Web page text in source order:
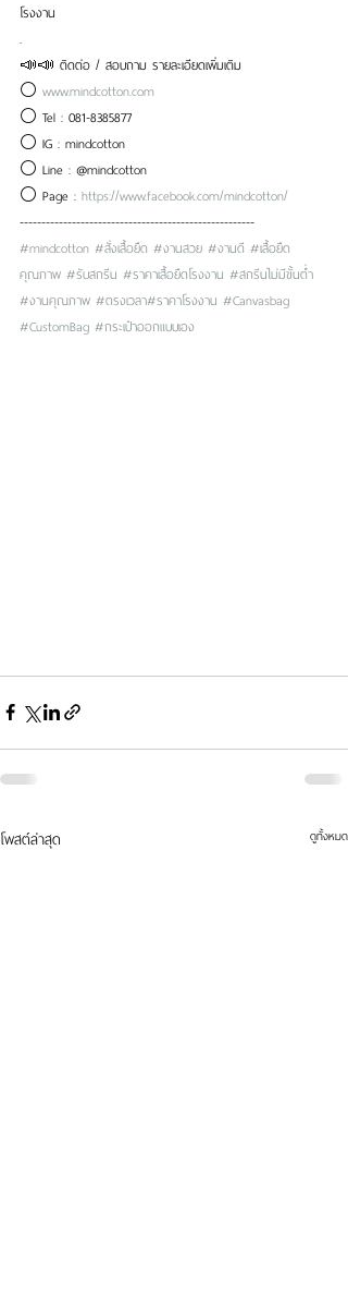
โรงงาน
.
📣📣 ติดต่อ / สอบถาม รายละเอียดเพิ่มเติม
⚪ www.mindcotton.com
⚪ Tel : 081-8385877
⚪ IG : mindcotton
⚪ Line : @mindcotton
⚪ Page : https://www.facebook.com/mindcotton/
------------------------------------------------------
#mindcotton #สั่งเสื้อยืด #งานสวย #งานดี #เสื้อยืด
คุณภาพ #รับสกรีน #ราคาเสื้อยืดโรงงาน #สกรีนไม่มีขั้นต่ำ
#งานคุณภาพ #ตรงเวลา#ราคาโรงงาน #Canvasbag
#CustomBag #กระเป๋าออกแบบเอง
โพสต์ล่าสุด ดูทั้งหมด